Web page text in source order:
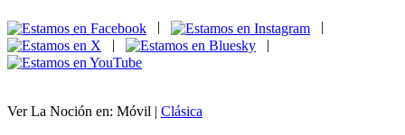
|
|
Ver La Noción en: Móvil | Clásica